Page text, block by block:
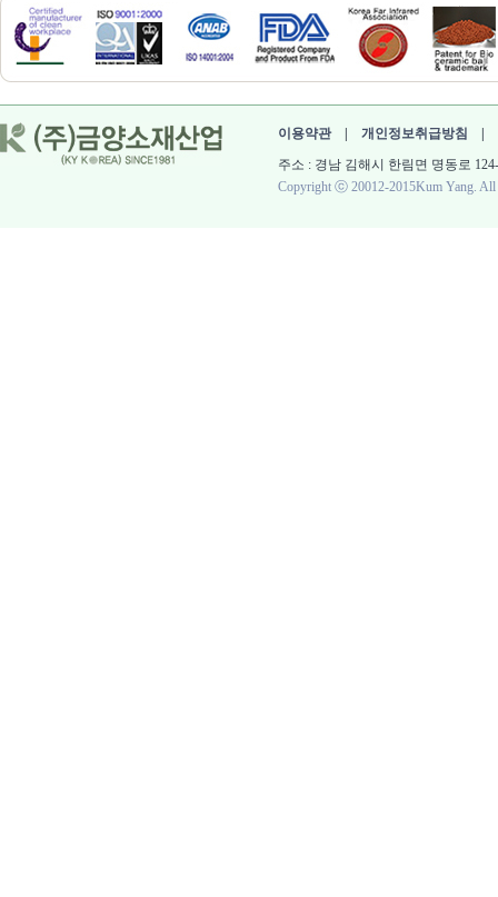
이용약관| 개인정보취급방침
주소 : 경남 김해시 한림면 명동로
Copyright ⓒ 20012-2015Kum Yang. All